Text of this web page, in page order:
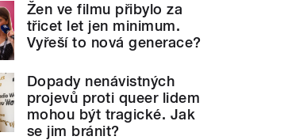
Žen ve filmu přibylo za
třicet let jen minimum.
Vyřeší to nová generace?
Dopady nenávistných
projevů proti queer lidem
mohou být tragické. Jak
se jim bránit?